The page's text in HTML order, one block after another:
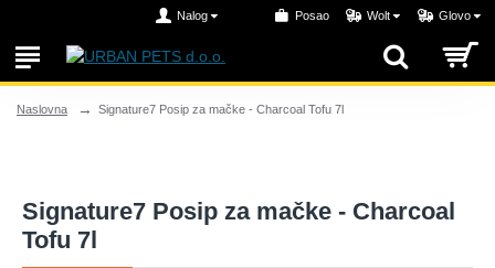
Nalog Posao Wolt Glovo
Naslovna Signature7 Posip za mačke - Charcoal Tofu 7l
Signature7 Posip za mačke - Charcoal
Tofu 7l